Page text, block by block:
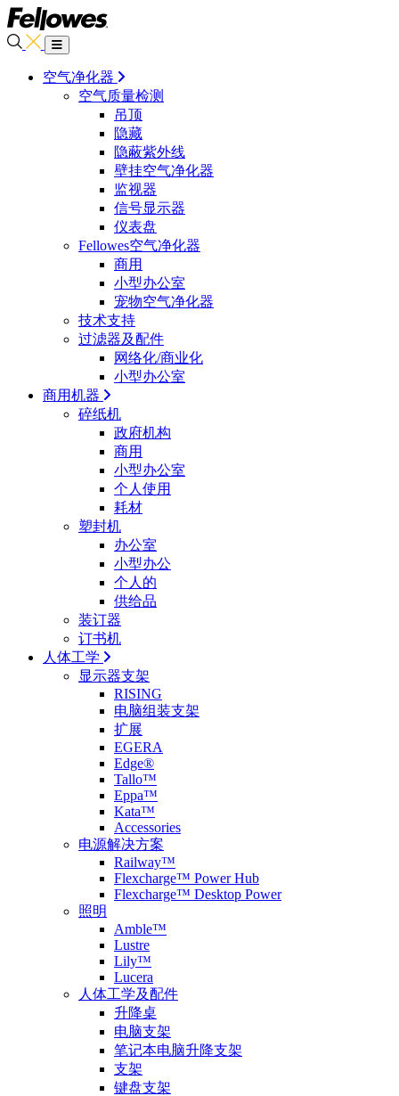
空气净化器
空气质量检测
吊顶
隐藏
隐蔽紫外线
壁挂空气净化器
监视器
信号显示器
仪表盘
Fellowes空气净化器
商用
小型办公室
宠物空气净化器
技术支持
过滤器及配件
网络化/商业化
小型办公室
商用机器
碎纸机
政府机构
商用
小型办公室
个人使用
耗材
塑封机
办公室
小型办公
个人的
供给品
装订器
订书机
人体工学
显示器支架
RISING
电脑组装支架
扩展
EGERA
Edge®
Tallo™
Eppa™
Kata™
Accessories
电源解决方案
Railway™
Flexcharge™ Power Hub
Flexcharge™ Desktop Power
照明
Amble™
Lustre
Lily™
Lucera
人体工学及配件
升降桌
电脑支架
笔记本电脑升降支架
支架
键盘支架